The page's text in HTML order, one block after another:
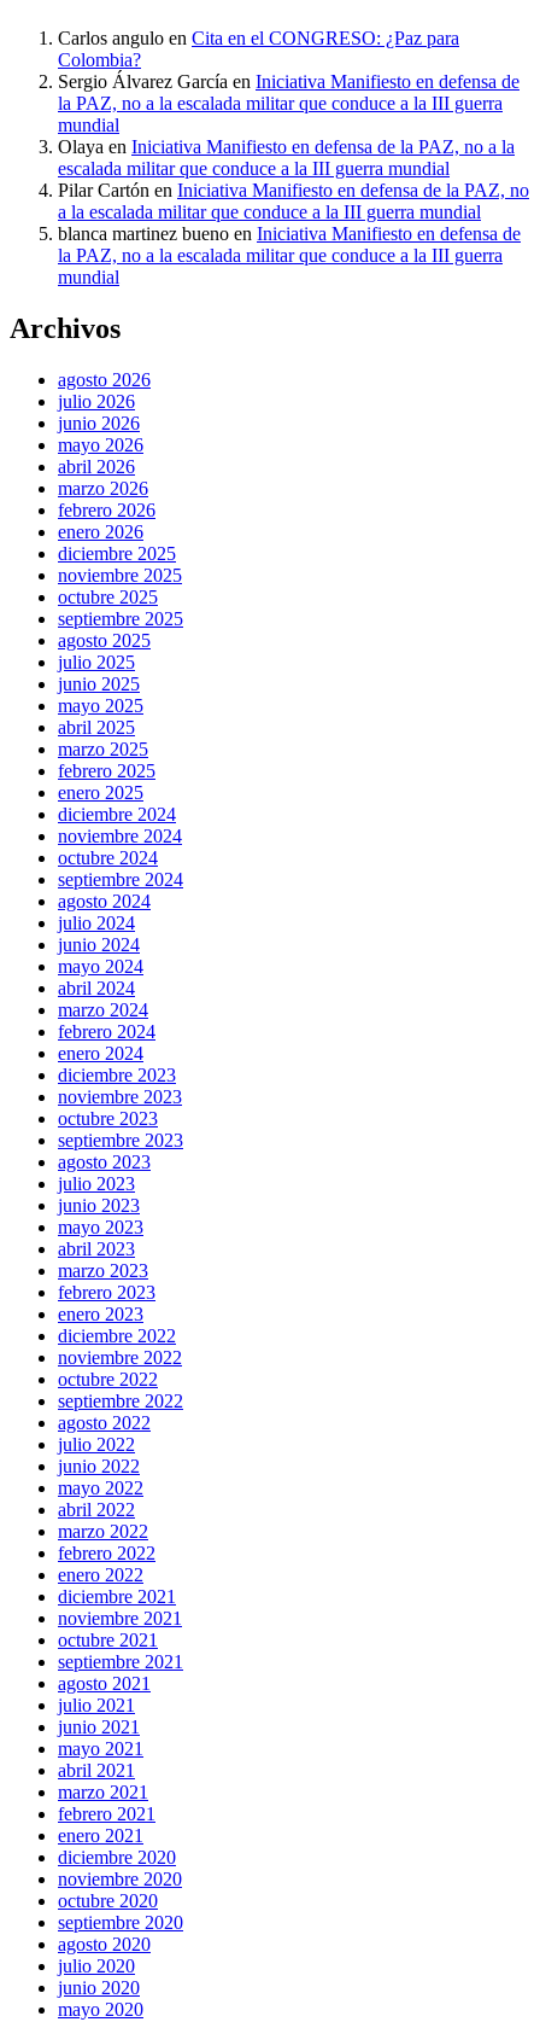
Carlos angulo en Cita en el CONGRESO: ¿Paz para
Colombia?
Sergio Álvarez García en Iniciativa Manifiesto en defensa de
la PAZ, no a la escalada militar que conduce a la III guerra
mundial
Olaya en Iniciativa Manifiesto en defensa de la PAZ, no a la
escalada militar que conduce a la III guerra mundial
Pilar Cartón en Iniciativa Manifiesto en defensa de la PAZ, no
a la escalada militar que conduce a la III guerra mundial
blanca martinez bueno en Iniciativa Manifiesto en defensa de
la PAZ, no a la escalada militar que conduce a la III guerra
mundial
Archivos
agosto 2026
julio 2026
junio 2026
mayo 2026
abril 2026
marzo 2026
febrero 2026
enero 2026
diciembre 2025
noviembre 2025
octubre 2025
septiembre 2025
agosto 2025
julio 2025
junio 2025
mayo 2025
abril 2025
marzo 2025
febrero 2025
enero 2025
diciembre 2024
noviembre 2024
octubre 2024
septiembre 2024
agosto 2024
julio 2024
junio 2024
mayo 2024
abril 2024
marzo 2024
febrero 2024
enero 2024
diciembre 2023
noviembre 2023
octubre 2023
septiembre 2023
agosto 2023
julio 2023
junio 2023
mayo 2023
abril 2023
marzo 2023
febrero 2023
enero 2023
diciembre 2022
noviembre 2022
octubre 2022
septiembre 2022
agosto 2022
julio 2022
junio 2022
mayo 2022
abril 2022
marzo 2022
febrero 2022
enero 2022
diciembre 2021
noviembre 2021
octubre 2021
septiembre 2021
agosto 2021
julio 2021
junio 2021
mayo 2021
abril 2021
marzo 2021
febrero 2021
enero 2021
diciembre 2020
noviembre 2020
octubre 2020
septiembre 2020
agosto 2020
julio 2020
junio 2020
mayo 2020